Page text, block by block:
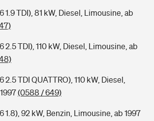
1.9 TDI), 81 kW, Diesel, Limousine, ab
2.5 TDI), 110 kW, Diesel, Limousine, ab
2.5 TDI QUATTRO), 110 kW, Diesel,
(0588 / 649)
1.8), 92 kW, Benzin, Limousine, ab 1997